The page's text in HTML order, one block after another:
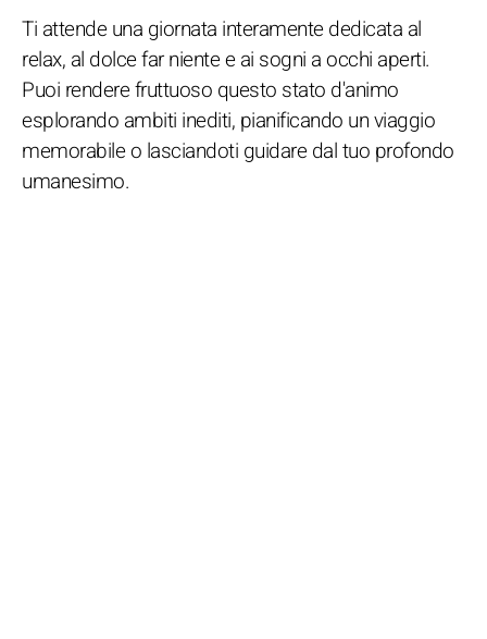
Ti attende una giornata interamente dedicata al
relax, al dolce far niente e ai sogni a occhi aperti.
Puoi rendere fruttuoso questo stato d'animo
esplorando ambiti inediti, pianificando un viaggio
memorabile o lasciandoti guidare dal tuo profondo
umanesimo.